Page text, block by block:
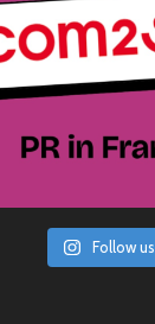
Follow us